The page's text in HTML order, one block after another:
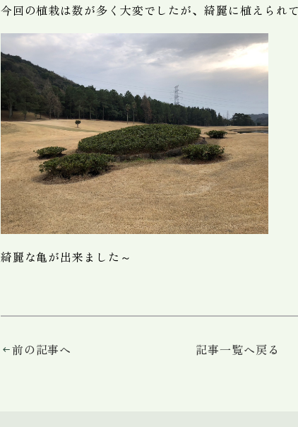
今回の植栽は数が多く大変でしたが、綺麗に植えられ
綺麗な亀が出来ました～
前の記事へ 記事一覧へ戻る